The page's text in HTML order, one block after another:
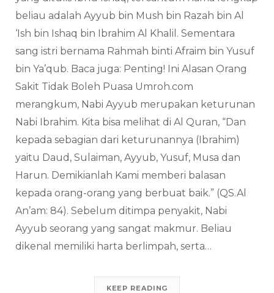
beliau adalah Ayyub bin Mush bin Razah bin Al
‘Ish bin Ishaq bin Ibrahim Al Khalil. Sementara
sang istri bernama Rahmah binti Afraim bin Yusuf
bin Ya’qub. Baca juga: Penting! Ini Alasan Orang
Sakit Tidak Boleh Puasa Umroh.com
merangkum, Nabi Ayyub merupakan keturunan
Nabi Ibrahim. Kita bisa melihat di Al Quran, “Dan
kepada sebagian dari keturunannya (Ibrahim)
yaitu Daud, Sulaiman, Ayyub, Yusuf, Musa dan
Harun. Demikianlah Kami memberi balasan
kepada orang-orang yang berbuat baik.” (QS.Al
An’am: 84). Sebelum ditimpa penyakit, Nabi
Ayyub seorang yang sangat makmur. Beliau
dikenal memiliki harta berlimpah, serta…
KEEP READING